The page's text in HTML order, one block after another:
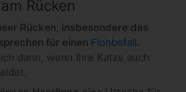
Rücken
Rücken, insbesondere das
für einen Flohbefall.
dann, wenn Ihre Katze auch